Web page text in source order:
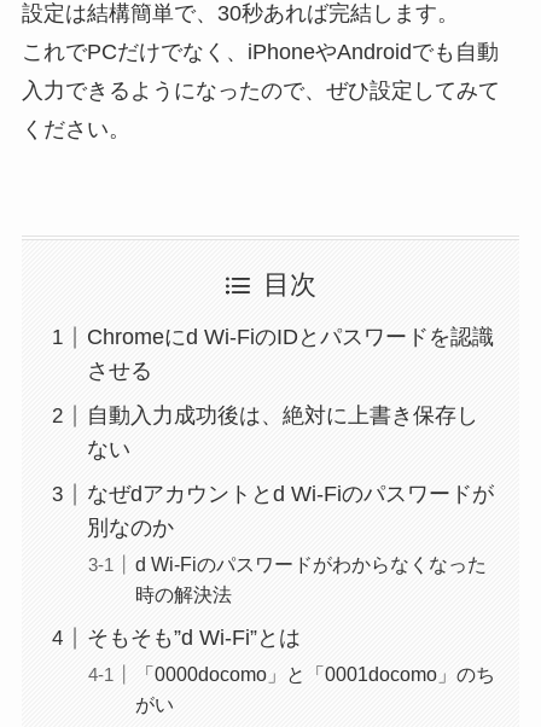
設定は結構簡単で、30秒あれば完結します。
これでPCだけでなく、iPhoneやAndroidでも自動
入力できるようになったので、ぜひ設定してみて
ください。
目次
Chromeにd Wi-FiのIDとパスワードを認識
させる
自動入力成功後は、絶対に上書き保存し
ない
なぜdアカウントとd Wi-Fiのパスワードが
別なのか
d Wi-Fiのパスワードがわからなくなった
時の解決法
そもそも”d Wi-Fi”とは
「0000docomo」と「0001docomo」のち
がい